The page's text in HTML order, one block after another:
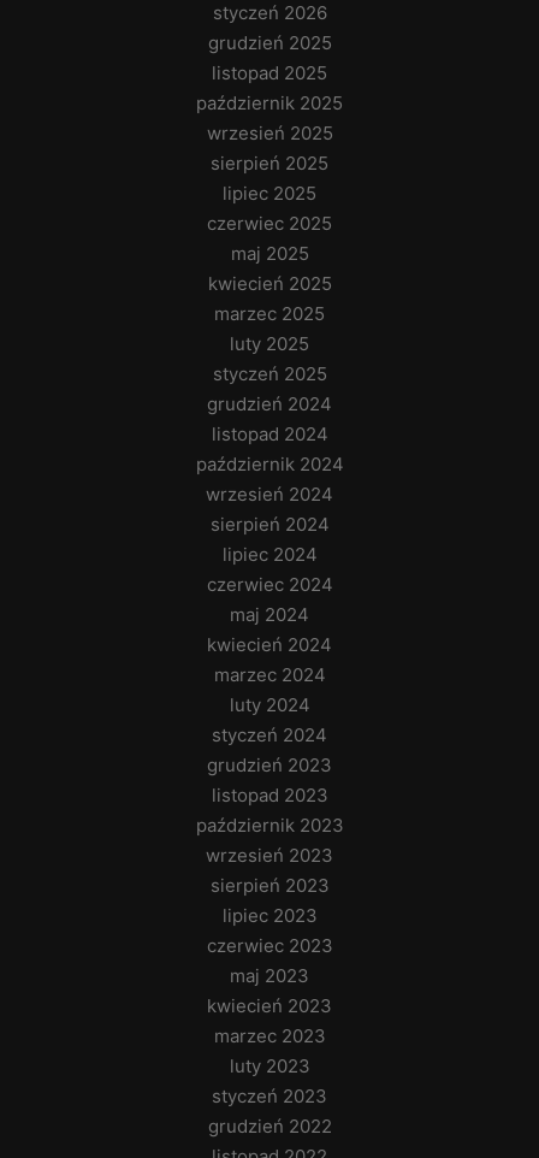
styczeń 2026
grudzień 2025
listopad 2025
październik 2025
wrzesień 2025
sierpień 2025
lipiec 2025
czerwiec 2025
maj 2025
kwiecień 2025
marzec 2025
luty 2025
styczeń 2025
grudzień 2024
listopad 2024
październik 2024
wrzesień 2024
sierpień 2024
lipiec 2024
czerwiec 2024
maj 2024
kwiecień 2024
marzec 2024
luty 2024
styczeń 2024
grudzień 2023
listopad 2023
październik 2023
wrzesień 2023
sierpień 2023
lipiec 2023
czerwiec 2023
maj 2023
kwiecień 2023
marzec 2023
luty 2023
styczeń 2023
grudzień 2022